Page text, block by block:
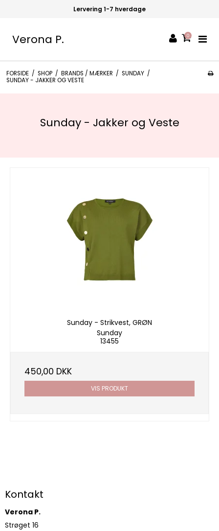
Lervering 1-7 hverdage
Verona P. 0
FORSIDE / SHOP / BRANDS / MÆRKER / SUNDAY /
SUNDAY - JAKKER OG VESTE
Sunday - Jakker og Veste
Sunday - Strikvest, GRØN
Sunday
13455
450,00 DKK
VIS PRODUKT
Kontakt
Verona P.
Strøget 16